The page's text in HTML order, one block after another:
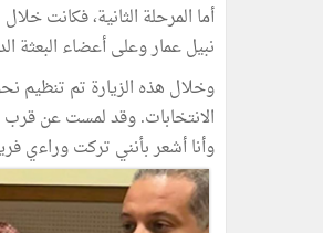
أما المرحلة الثانية، فكانت
نبيل عمار وعلى أعضاء البعثة
وخلال هذه الزيارة تم تنظيم
الانتخابات. وقد لمست عن قرب
وأنا أشعر بأنني تركت وراءي